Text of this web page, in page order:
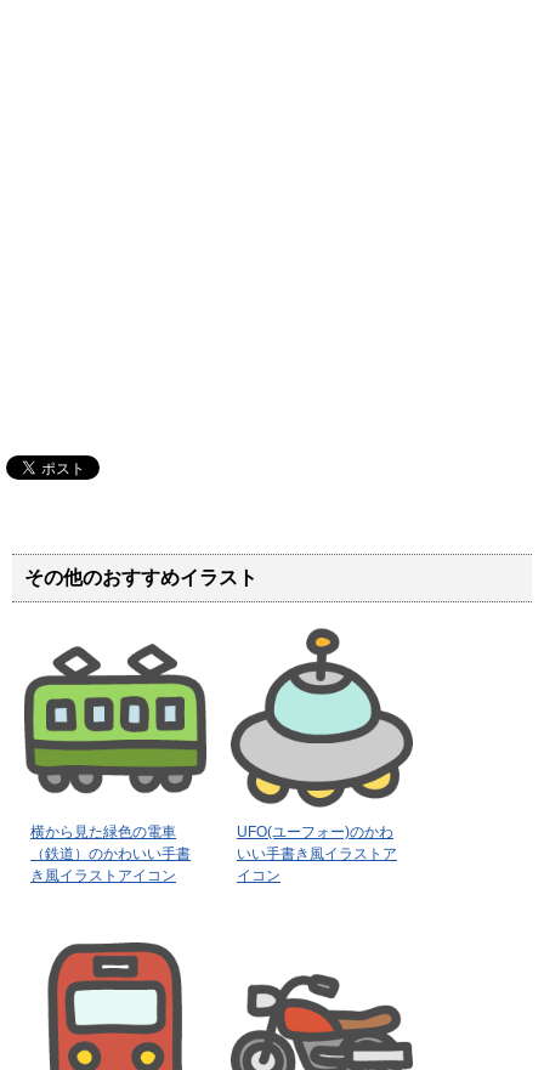
その他のおすすめイラスト
横から見た緑色の電車
（鉄道）のかわいい手書
き風イラストアイコン
UFO(ユーフォー)のかわ
いい手書き風イラストア
イコン